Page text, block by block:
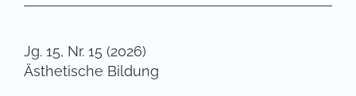
innovative Analysen und Befunde. Außerdem gibt
zwischen Erziehungswissenschaft und
Fachdidaktiken einen Impuls zum interdisziplinären
Diskurs.
Jg. 15, Nr. 15 (2026)
Ästhetische Bildung